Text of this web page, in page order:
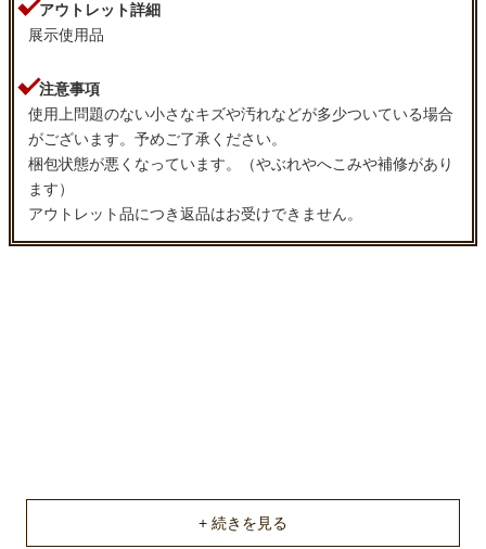
キッチン用品
家電・照明器具
インテリア雑貨
アウトレット詳細
展示使用品
注意事項
使用上問題のない小さなキズや汚れなどが多少ついている場合
がございます。予めご了承ください。
梱包状態が悪くなっています。（やぶれやへこみや補修があり
ます）
アウトレット品につき返品はお受けできません。